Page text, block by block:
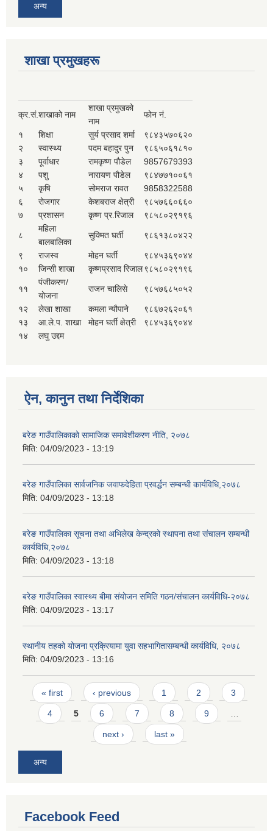
अन्य
शाखा प्रमुखहरू
क्र.सं.शाखाको नाम
शाखा प्रमुखको
नाम
फोन नं.
१ शिक्षा सुर्य प्रसाद शर्मा
९८४३५७०६२०
२
स्वास्थ्य पदम बहादुर पुन
९८६५०६१८१०
३
पूर्वाधार रामकृष्ण पौडेल
9857679393
४
पशु नारायण पौडेल
९८४७७१००६१
५
कृषि सोमराज रावत
9858322588
६
रोजगार केशबराज क्षेत्री
९८५७६६०६६०
७
प्रशासन कृष्ण प्र.रिजाल ९८५८०२९१९६
८
महिला
बालबालिका
सुक्मित घर्ती ९८६१३८०४२२
९ राजस्व मोहन घर्ती
९८४५३६९०४४
१०
जिन्सी शाखा कृष्णप्रसाद रिजाल९८५८०२९१९६
११
पंजीकरण/
योजना
राजन चालिसे ९८५७६८५०५२
१२ लेखा शाखा कमला न्यौपाने
९८६७२६२०६१
१३
आ.ले.प. शाखा मोहन घर्ती क्षेत्री
९८४५३६९०४४
१४
लघु उद्दम
ऐन, कानुन तथा निर्देशिका
बरेङ गाउँपालिकाको सामाजिक समावेशीकरण नीति, २०७८
मिति: 04/09/2023 - 13:19
बरेङ गाउँपालिका सार्वजनिक जवाफदेहिता प्रवर्द्धन सम्बन्धी कार्यविधि,२०७८
मिति: 04/09/2023 - 13:18
बरेङ गाउँपालिका सूचना तथा अभिलेख केन्द्रको स्थापना तथा संचालन सम्बन्धी
कार्यविधि,२०७८
मिति: 04/09/2023 - 13:18
बरेङ गाउँपालिका स्वास्थ्य बीमा संयोजन समिति गठन/संचालन कार्यविधि-२०७८
मिति: 04/09/2023 - 13:17
स्थानीय तहको योजना प्रक्रियामा युवा सहभागितासम्बन्धी कार्यविधि, २०७८
मिति: 04/09/2023 - 13:16
Pages
« first ‹ previous 1 2 3
4 5 6 7 8 9
next › last »
अन्य
Facebook Feed